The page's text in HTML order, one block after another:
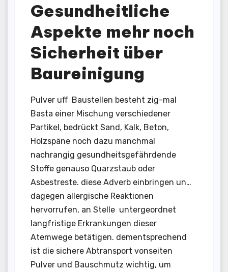
Gesundheitliche
Aspekte mehr noch
Sicherheit über
Baureinigung
Pulver uff Baustellen besteht zig-mal
Basta einer Mischung verschiedener
Partikel, bedrückt Sand, Kalk, Beton,
Holzspäne noch dazu manchmal
nachrangig gesundheitsgefährdende
Stoffe genauso Quarzstaub oder
Asbestreste. diese Adverb einbringen un…
dagegen allergische Reaktionen
hervorrufen, an Stelle untergeordnet
langfristige Erkrankungen dieser
Atemwege betätigen. dementsprechend
ist die sichere Abtransport vonseiten
Pulver und Bauschmutz wichtig, um